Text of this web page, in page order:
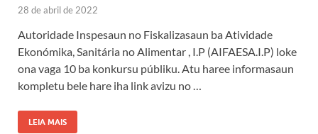
28 de abril de 2022
Autoridade Inspesaun no Fiskalizasaun ba Atividade
Ekonómika, Sanitária no Alimentar , I.P (AIFAESA.I.P) loke
ona vaga 10 ba konkursu públiku. Atu haree informasaun
kompletu bele hare iha link avizu no …
LEIA MAIS